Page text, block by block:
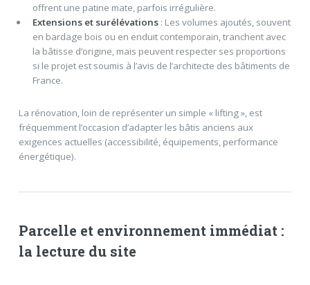
offrent une patine mate, parfois irrégulière.
Extensions et surélévations: Les volumes ajoutés, souvent
en bardage bois ou en enduit contemporain, tranchent avec
la bâtisse d’origine, mais peuvent respecter ses proportions
si le projet est soumis à l’avis de l’architecte des bâtiments de
France.
La rénovation, loin de représenter un simple « lifting », est
fréquemment l’occasion d’adapter les bâtis anciens aux
exigences actuelles (accessibilité, équipements, performance
énergétique).
Parcelle et environnement immédiat :
la lecture du site